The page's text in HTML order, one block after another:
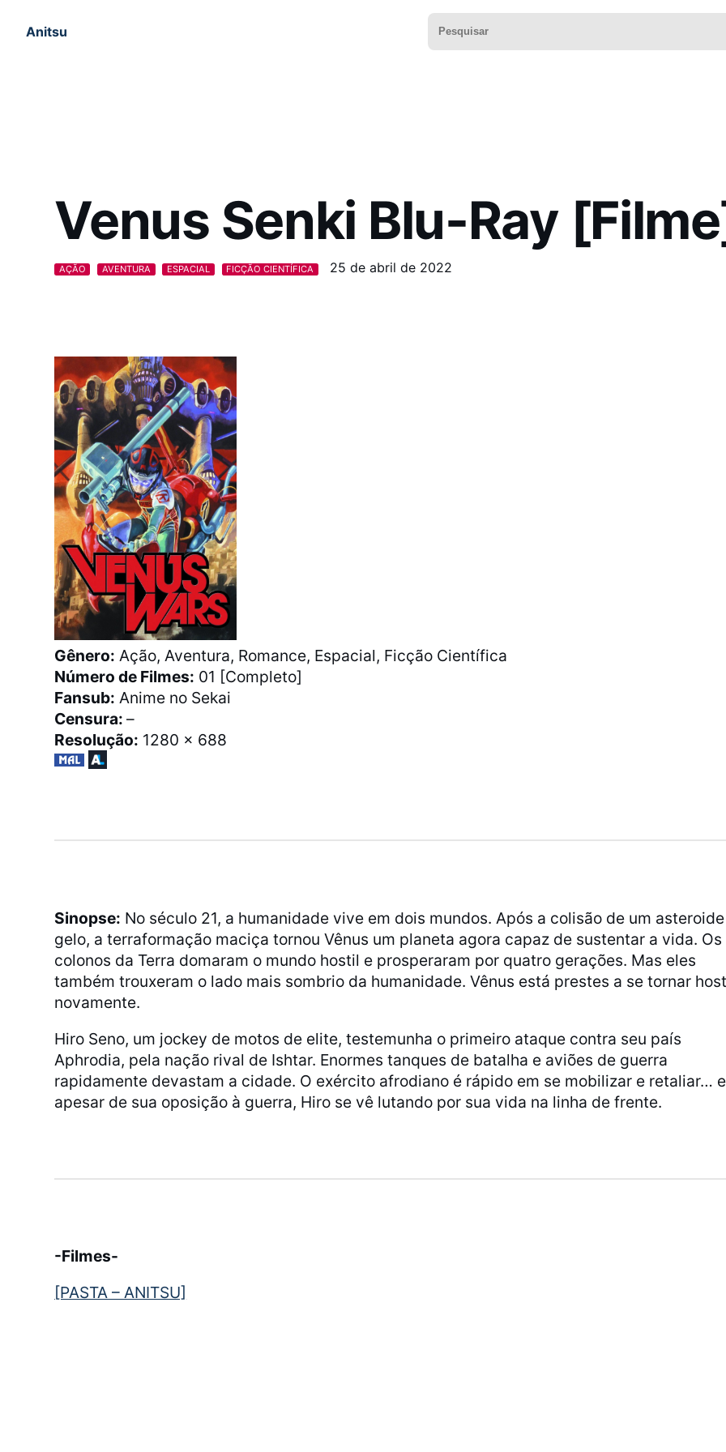
Anitsu
Venus Senki Blu-Ray
AÇÃO AVENTURA ESPACIAL FICÇÃO CIENTÍFICA 25 de abril de 2022
Gênero: Ação, Aventura, Romance, Espacial, Ficção Científica
Número de Filmes: 01 [Completo]
Fansub: Anime no Sekai
Censura:–
Resolução: 1280 x 688
Sinopse: No século 21, a humanidade vive em dois mundos. Após a colisão de um
gelo, a terraformação maciça tornou Vênus um planeta agora capaz de sustentar a vida. Os
colonos da Terra domaram o mundo hostil e prosperaram por quatro gerações. Mas eles
também trouxeram o lado mais sombrio da humanidade. Vênus está prestes a se tornar
novamente.
Hiro Seno, um jockey de motos de elite, testemunha o primeiro ataque contra seu país
Aphrodia, pela nação rival de Ishtar. Enormes tanques de batalha e aviões de guerra
rapidamente devastam a cidade. O exército afrodiano é rápido em se mobilizar e retaliar… e
apesar de sua oposição à guerra, Hiro se vê lutando por sua vida na linha de frente.
-Filmes-
[PASTA – ANITSU]